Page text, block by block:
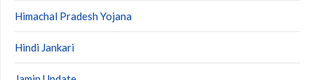
Himachal Pradesh Yojana
Hindi Jankari